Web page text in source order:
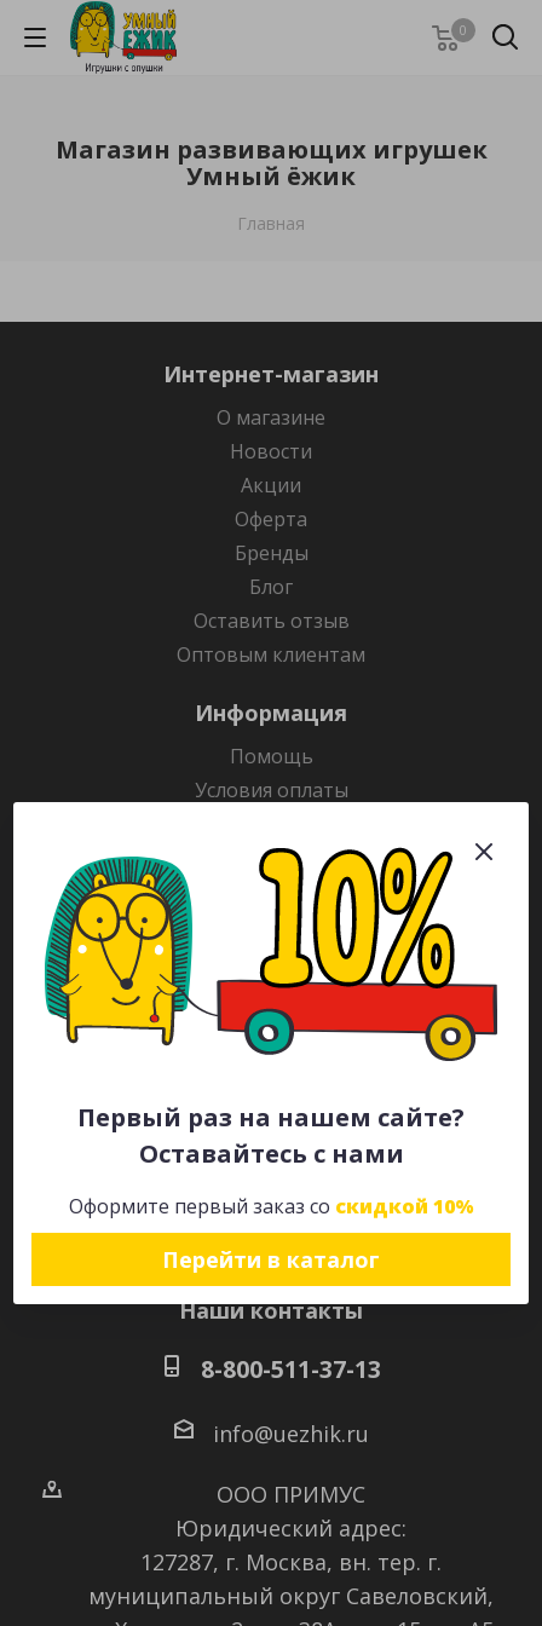
Первый раз на нашем сайте?
Оставайтесь с нами
Оформите первый заказ со скидкой 10%
Перейти в каталог
0
Магазин развивающих игрушек
Умный ёжик
Главная
Интернет-магазин
О магазине
Новости
Акции
Оферта
Бренды
Блог
Оставить отзыв
Оптовым клиентам
Информация
Помощь
Условия оплаты
Гарантия на товар
Раскраски
Рекламодателям
Каталог
Будьте всегда в курсе!
Наши контакты
8-800-511-37-13
info@uezhik.ru
ООО ПРИМУС
Юридический адрес:
127287, г. Москва, вн. тер. г.
муниципальный округ Савеловский,